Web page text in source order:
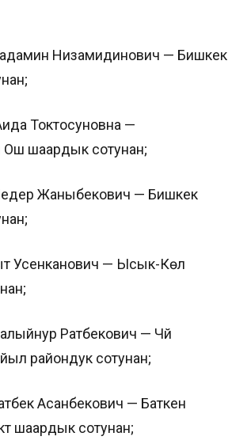
Низамидинович — Бишкек
Токтосуновна —
Ош шаардык сотунан;
Жаныбекович — Бишкек
Усенканович — Ысык-Көл
Ратбекович — Чүй
райондук сотунан;
Асанбекович — Баткен
шаардык сотунан;